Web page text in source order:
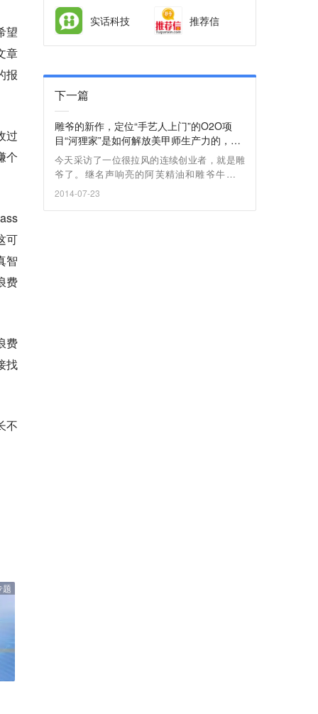
望
章
报
过
个
可
智
费
费
找
不
题
实话科技 推荐信
下一篇
雕爷的新作，定位“手艺人上门”的O2O项
目“河狸家”是如何解放美甲师生产力的，已
获IDG 3000万人民币A轮投资
今天采访了一位很拉风的连续创业者，就是雕
爷了。继名声响亮的阿芙精油和雕爷牛腩之
后，雕爷这次祭出是一个从美甲服务切入的上
2014-07-23